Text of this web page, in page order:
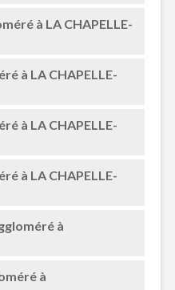
à LA CHAPELLE-
à LA CHAPELLE-
à LA CHAPELLE-
à LA CHAPELLE-
à
à